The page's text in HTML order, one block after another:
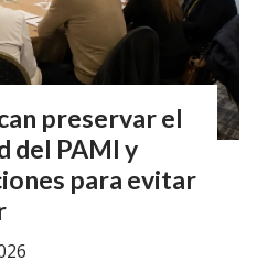
preservar el
del PAMI y
para evitar